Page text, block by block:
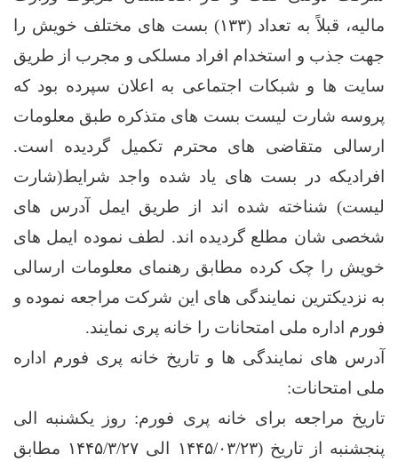
مالیه، قبلاً به تعداد (۱۳۳) بست های مختلف خویش را
جهت جذب و استخدام افراد مسلکی و مجرب از طریق
سایت ها و شبکات اجتماعی به اعلان سپرده بود که
پروسه شارت لیست بست های متذکره طبق معلومات
ارسالی متقاضی های محترم تکمیل گردیده است.
افرادیکه در بست های یاد شده واجد شرایط(شارت
لیست) شناخته شده اند از طریق ایمل آدرس های
شخصی شان مطلع گردیده اند. لطف نموده ایمل های
خویش را چک کرده مطابق رهنمای معلومات ارسالی
به نزدیکترین نمایندگی های این شرکت مراجعه نموده و
فورم اداره ملی امتحانات را خانه پری نمایند.
آدرس های نمایندگی ها و تاریخ خانه پری فورم اداره
ملی امتحانات:
تاریخ مراجعه برای خانه پری فورم: روز یکشنبه الی
پنجشنبه از تاریخ (۱۴۴۵/۰۳/۲۳ الی ۱۴۴۵/۳/۲۷ مطابق